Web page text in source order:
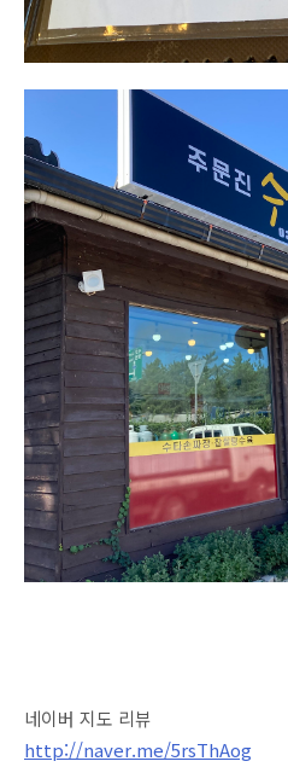
네이버 지도 리뷰
http://naver.me/5rsThAog